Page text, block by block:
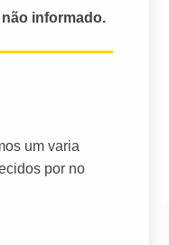
informado.
um varia
por no